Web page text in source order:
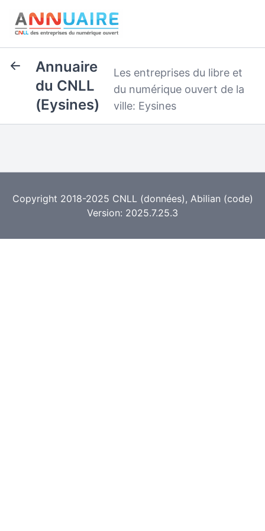
Annuaire
du CNLL
(Eysines)
Les entreprises du libre et
du numérique ouvert de la
ville: Eysines
Copyright 2018-2025 CNLL(données), Abilian (code)
Version: 2025.7.25.3